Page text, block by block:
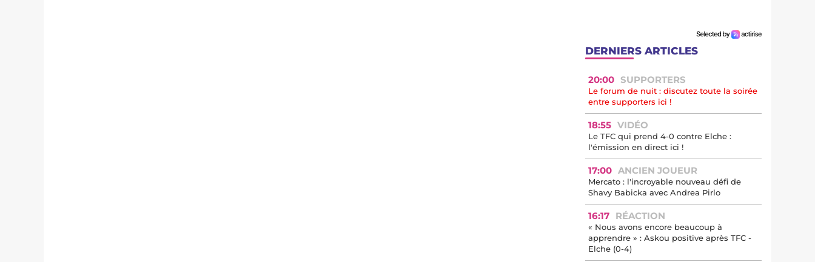
DERNIERS ARTICLES
20:00 SUPPORTERS
Le forum de nuit : discutez toute la soirée
entre supporters ici !
18:55 VIDÉO
Le TFC qui prend 4-0 contre Elche :
l'émission en direct ici !
17:00 ANCIEN JOUEUR
Mercato : l'incroyable nouveau défi de
Shavy Babicka avec Andrea Pirlo
16:17 RÉACTION
« Nous avons encore beaucoup à
apprendre » : Askou positive après TFC -
Elche (0-4)